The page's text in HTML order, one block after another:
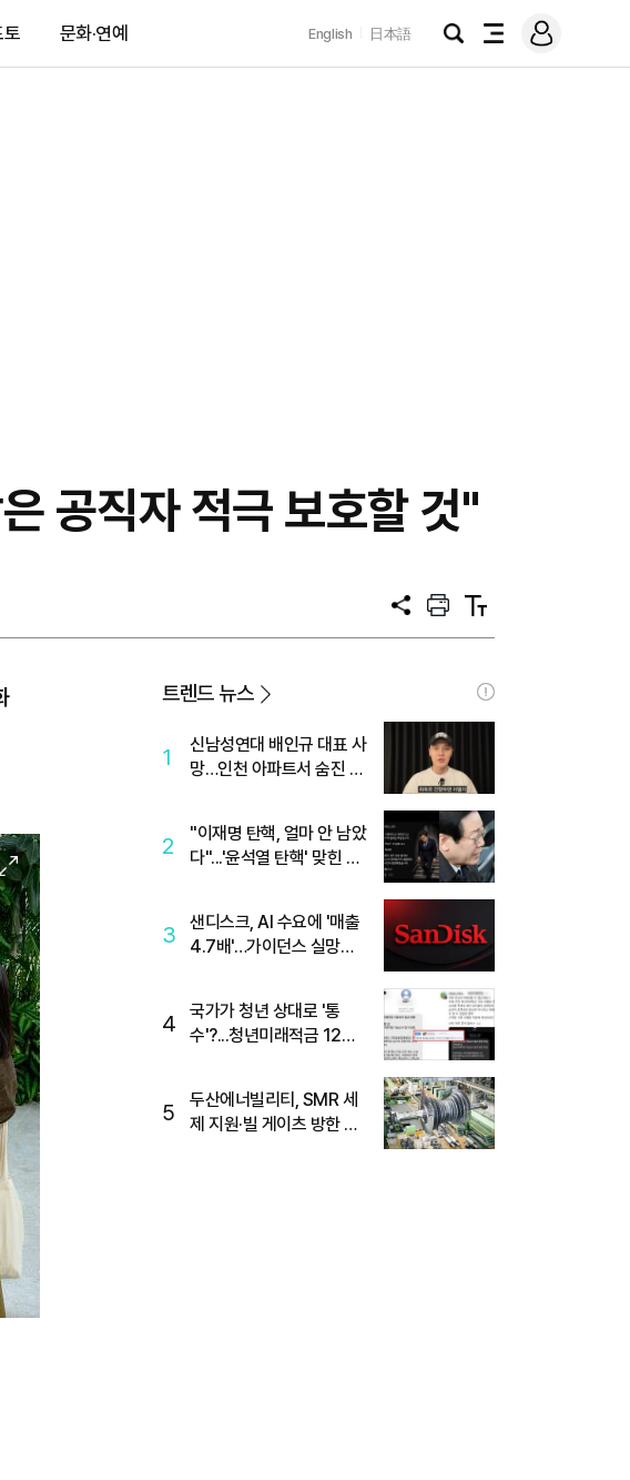
토 문화·연예 English 日本語
검
전
메
그
공직자 적극 보호할 것"
공
프
트
텍
트
트렌드 뉴스
1
신남성연대 배인규 대표 사
망…인천 아파트서 숨진 채
2
"이재명 탄핵, 얼마 안 남았
다"...'윤석열 탄핵' 맞힌 무
3
샌디스크, AI 수요에 '매출
4.7배'…가이던스 실망에
4
국가가 청년 상대로 '통
수'?...청년미래적금 12%
5
두산에너빌리티, SMR 세
제 지원·빌 게이츠 방한 기